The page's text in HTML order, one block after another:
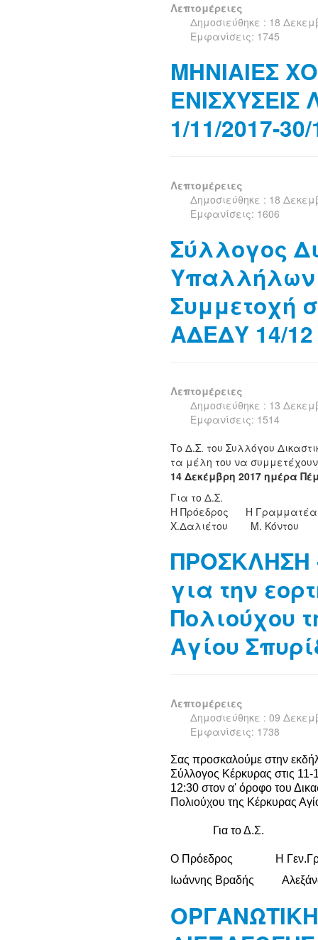
Λεπτομέρειες
Δημοσιεύθηκε : 18
Εμφανίσεις: 1745
ΜΗΝΙΑΙΕΣ
ΕΝΙΣΧΥΣΕΙΣ
1/11/2017-
Λεπτομέρειες
Δημοσιεύθηκε : 18
Εμφανίσεις: 1606
Σύλλογος
Υπαλλήλων
Συμμετοχή
ΑΔΕΔΥ 14/12
Λεπτομέρειες
Δημοσιεύθηκε : 13
Εμφανίσεις: 1514
Το Δ.Σ. του Συλλόγου
τα μέλη του να
14 Δεκέμβρη 2017 ημέρα
Για το Δ.Σ.
Η Πρόεδρος Η
Χ.Δαλιέτου Μ. Κόντου
ΠΡΟΣΚΛΗΣΗ
για την
Πολιούχου
Αγίου
Λεπτομέρειες
Δημοσιεύθηκε : 09
Εμφανίσεις: 1738
Σας προσκαλούμε στην
Σύλλογος Κέρκυρας στις
12:30 στον α' όροφο του
Πολιούχου της Κέρκυρας
Για το Δ.Σ.
Ο Πρόεδρος Η
Ιωάννης Βραδής